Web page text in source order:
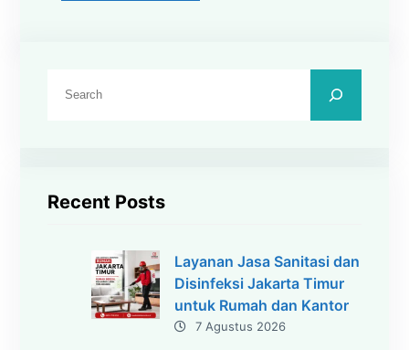
Recent Posts
Layanan Jasa Sanitasi dan
Disinfeksi Jakarta Timur
untuk Rumah dan Kantor
7 Agustus 2026